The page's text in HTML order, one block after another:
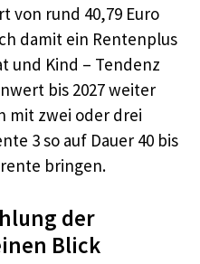
von rund 40,79 Euro
damit ein Rentenplus
und Kind – Tendenz
bis 2027 weiter
mit zwei oder drei
3 so auf Dauer 40 bis
bringen.​
der
Blick